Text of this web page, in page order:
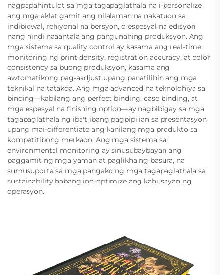
nagpapahintulot sa mga tagapaglathala na i-personalize
ang mga aklat gamit ang nilalaman na nakatuon sa
indibidwal, rehiyonal na bersyon, o espesyal na edisyon
nang hindi naaantala ang pangunahing produksyon. Ang
mga sistema sa quality control ay kasama ang real-time
monitoring ng print density, registration accuracy, at color
consistency sa buong produksyon, kasama ang
awtomatikong pag-aadjust upang panatilihin ang mga
teknikal na tatakda. Ang mga advanced na teknolohiya sa
binding—kabilang ang perfect binding, case binding, at
mga espesyal na finishing option—ay nagbibigay sa mga
tagapaglathala ng iba't ibang pagpipilian sa presentasyon
upang mai-differentiate ang kanilang mga produkto sa
kompetitibong merkado. Ang mga sistema sa
environmental monitoring ay sinusubaybayan ang
paggamit ng mga yaman at paglikha ng basura, na
sumusuporta sa mga pangako ng mga tagapaglathala sa
sustainability habang ino-optimize ang kahusayan ng
operasyon.